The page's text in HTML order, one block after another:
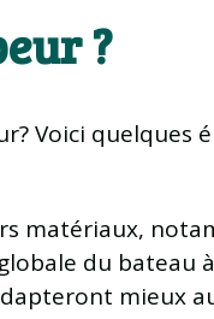
?
Voici quelques
matériaux,
du
mieux